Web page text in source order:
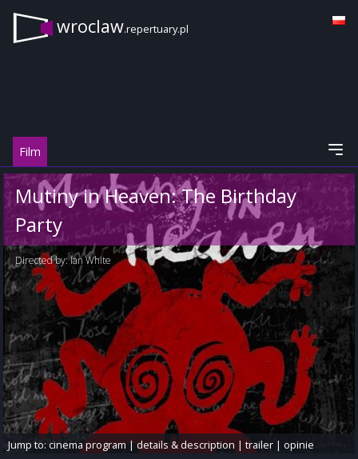
wroclaw.repertuary.pl
Film
Mutiny in Heaven: The Birthday
Party
Directed by:Ian White
Jump to:cinema program|details & description |trailer |opinie